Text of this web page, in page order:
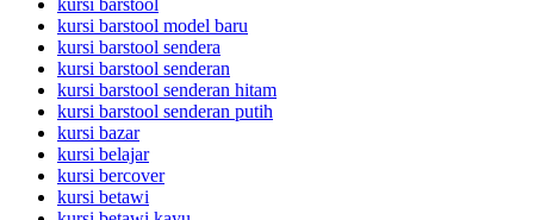
kursi barstool
kursi barstool model baru
kursi barstool sendera
kursi barstool senderan
kursi barstool senderan hitam
kursi barstool senderan putih
kursi bazar
kursi belajar
kursi bercover
kursi betawi